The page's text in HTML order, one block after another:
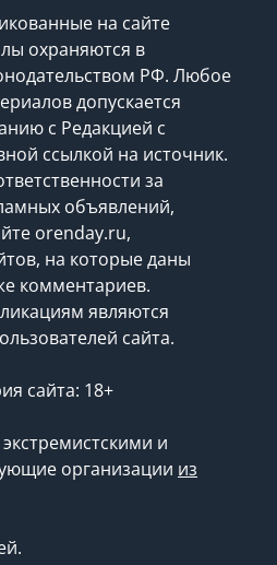
на сайте
охраняются в
РФ. Любое
допускается
с Редакцией с
ссылкой на источник.
за
объявлений,
orenday.ru,
на которые даны
комментариев.
являются
сайта.
сайта: 18+
и
организации из